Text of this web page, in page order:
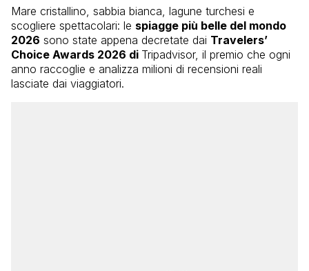
Mare cristallino, sabbia bianca, lagune turchesi e
scogliere spettacolari: le spiagge più belle del mondo
2026 sono state appena decretate dai Travelers’
Choice Awards 2026 di Tripadvisor, il premio che ogni
anno raccoglie e analizza milioni di recensioni reali
lasciate dai viaggiatori.